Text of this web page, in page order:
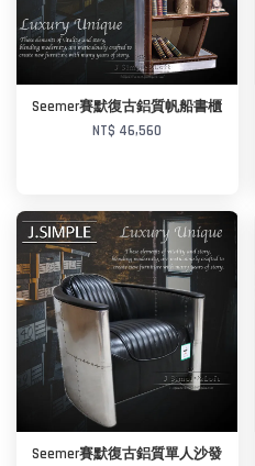
加入購物車
Seemer賽默復古鋁質帆船書櫃
NT$ 46,560
加入購物車
Seemer賽默復古鋁質單人沙發